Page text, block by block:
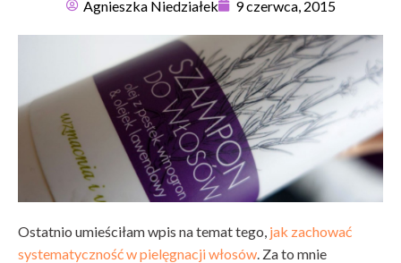
Agnieszka Niedziałek 9 czerwca, 2015
Ostatnio umieściłam wpis na temat tego, jak zachować
systematyczność w pielęgnacji włosów. Za to mnie